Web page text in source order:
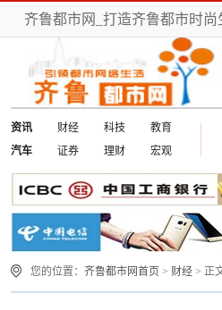
齐鲁都市网_打造齐鲁都市时尚
资讯 财经 科技
教育
汽车
证券 理财 宏观
您的位置： 齐鲁都市网首页 > 财经 > 正